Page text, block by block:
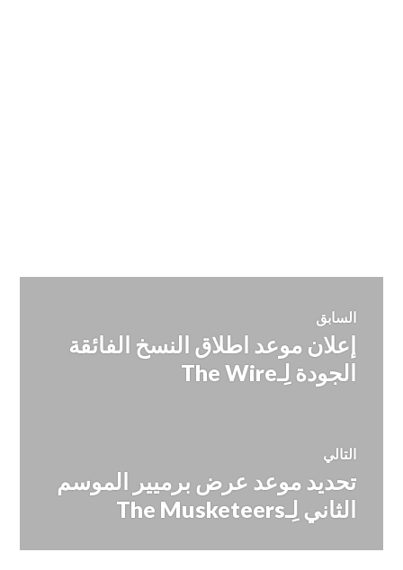
تصفّح
المقالات
السابق
المقالة
السابقة:
إعلان موعد اطلاق النسخ الفائقة
الجودة لِـThe Wire
التالي
المقالة
التالية:
تحديد موعد عرض برميير الموسم
الثاني لِـThe Musketeers